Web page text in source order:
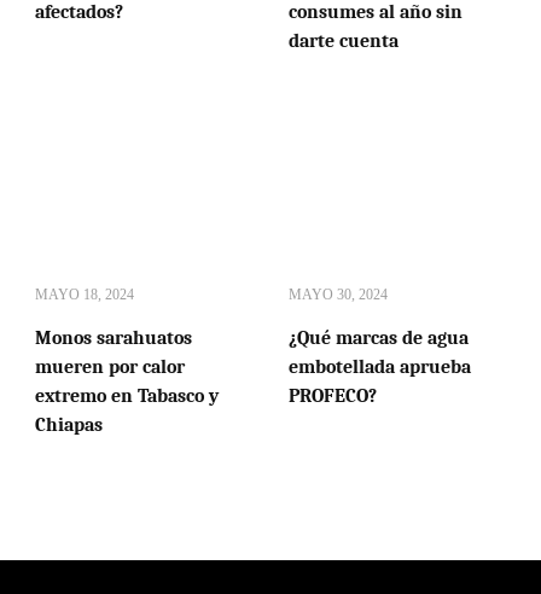
afectados?
consumes al año sin
darte cuenta
MAYO 18, 2024
Monos sarahuatos
mueren por calor
extremo en Tabasco y
Chiapas
MAYO 30, 2024
¿Qué marcas de agua
embotellada aprueba
PROFECO?